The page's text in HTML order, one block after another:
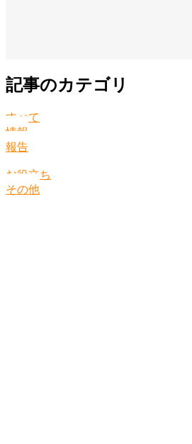
記事のカテゴリ
すべて
情報
報告
お役立ち
その他